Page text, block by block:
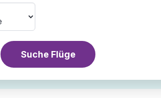
Suche Flüge